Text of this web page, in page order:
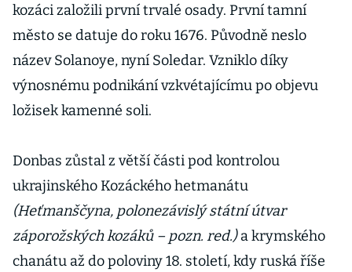
armády
kozáci založili první trvalé osady. První tamní
město se datuje do roku 1676. Původně neslo
název Solanoye, nyní Soledar. Vzniklo díky
výnosnému podnikání vzkvétajícímu po objevu
ložisek kamenné soli.
Donbas zůstal z větší části pod kontrolou
ukrajinského Kozáckého hetmanátu
(Heťmanščyna, polonezávislý státní útvar
záporožských kozáků – pozn. red.)a krymského
chanátu až do poloviny 18. století, kdy ruská říše